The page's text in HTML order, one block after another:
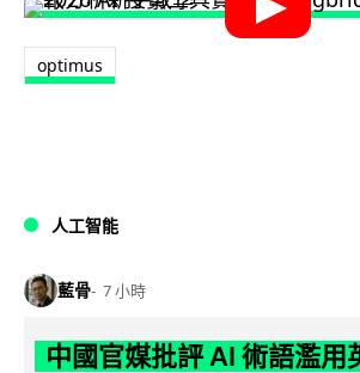
optimus
人工智能
藍骨 7 小時
中國官媒批評 AI 術語濫